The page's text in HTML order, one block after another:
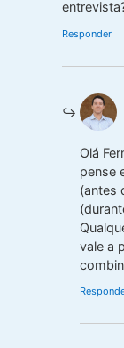
Responder
Olá
pense
(antes
vale a